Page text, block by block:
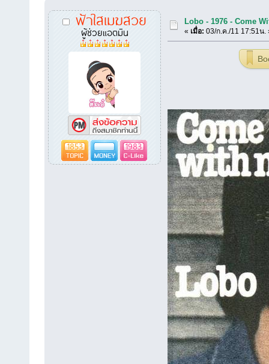
ฟ้าใสเมฆสวย
ผู้ช่วยแอตมิน
1853 1983
Lobo - 1976 - Come
« เมื่อ: 03/ก.ค./11 17:51น.